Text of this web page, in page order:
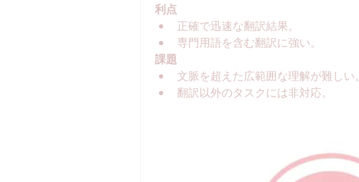
利点
正確で迅速な翻訳結果。
専門用語を含む翻訳に強い。
課題
文脈を超えた広範囲な理解が難しい。
翻訳以外のタスクには非対応。